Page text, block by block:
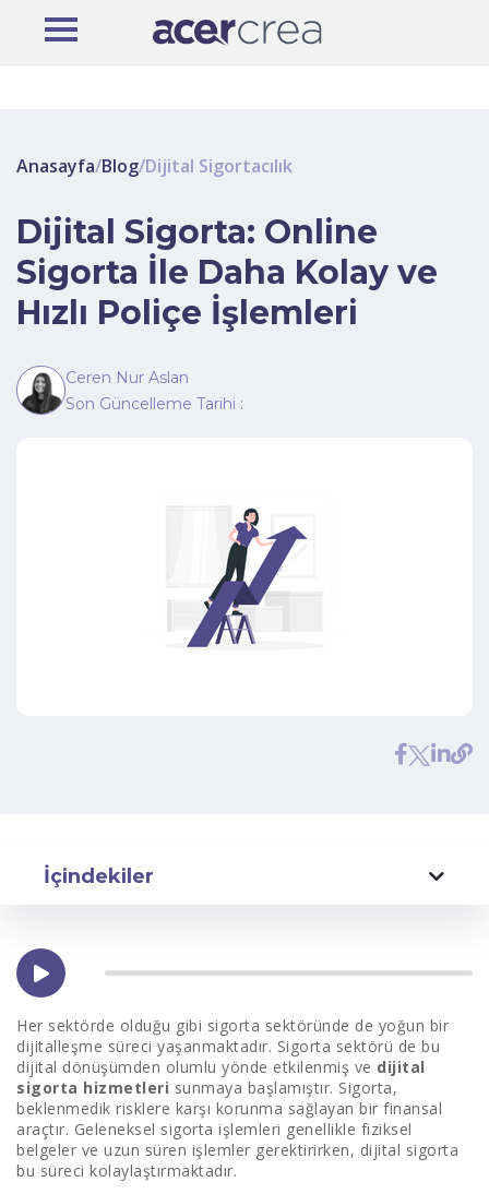
Anasayfa/Blog/Dijital Sigortacılık
Dijital Sigorta: Online
Sigorta İle Daha Kolay ve
Hızlı Poliçe İşlemleri
Ceren Nur Aslan
Son Güncelleme Tarihi :
İçindekiler
Online Sigortanın Avantajları Nelerdir?
Dijital Sigorta Türleri Nelerdir?
1. Otomobil Sigortası
2. Konut Sigortası
3. Seyahat Sigortası
Her sektörde olduğu gibi sigorta sektöründe de yoğun bir
dijitalleşme süreci yaşanmaktadır. Sigorta sektörü de bu
dijital dönüşümden olumlu yönde etkilenmiş ve dijital
sigorta hizmetleri sunmaya başlamıştır. Sigorta,
beklenmedik risklere karşı korunma sağlayan bir finansal
araçtır. Geleneksel sigorta işlemleri genellikle fiziksel
belgeler ve uzun süren işlemler gerektirirken, dijital sigorta
bu süreci kolaylaştırmaktadır.